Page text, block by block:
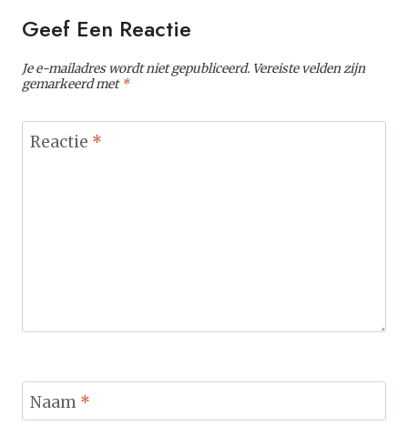
Geef Een Reactie
Je e-mailadres wordt niet gepubliceerd. Vereiste velden zijn
gemarkeerd met*
Reactie *
Naam *